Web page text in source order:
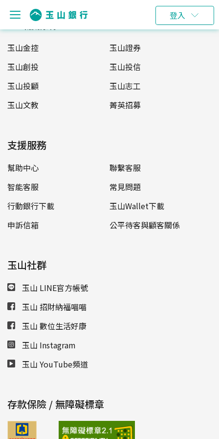
登入
玉山服務網
玉山金控
玉山證券
玉山創投
玉山投信
玉山投顧
玉山志工
玉山文教
菁英招募
支援服務
幫助中心
聯繫客服
智能客服
常見問題
行動銀行下載
玉山Wallet下載
申訴信箱
公平待客與顧客關係
玉山社群
玉山 LINE官方帳號
玉山 招財納福喵喵
玉山 數位生活好康
玉山 Instagram
玉山 YouTube頻道
存款保險 / 無障礙標章